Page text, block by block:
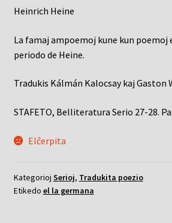
Heinrich Heine
La famaj ampoemoj kune kun poemoj
periodo de Heine.
Tradukis Kálmán Kalocsay kaj Gaston
STAFETO, Belliteratura Serio 27-28.
Elĉerpita
Kategorioj Serioj, Tradukita poezio
Etikedo el la germana